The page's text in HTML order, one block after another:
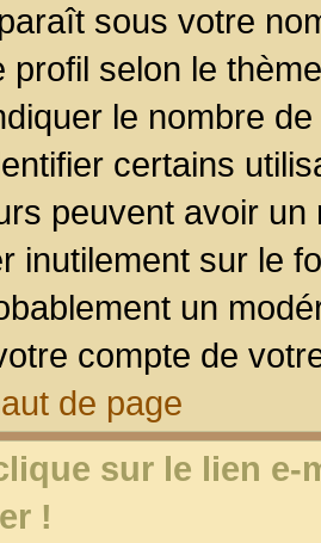
sous votre
profil selon le
le nombre
certains
peuvent avoir
inutilement sur le
un
compte de
de page
sur le lien
!